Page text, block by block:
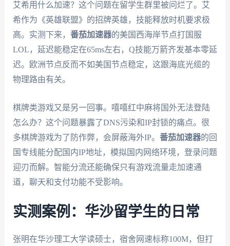
艾希用什么加速？这个问题在留学生群里被问烂了。艾
希作为《英雄联盟》的招牌英雄，技能释放时机要求极
高。实测下来， 番茄加速器的美国西海岸节点打国服
LOL，延迟能稳定在65ms左右，Q技能万箭齐发基本零延
迟。欧洲节点反而不如美国节点稳定，这跟海底光缆的
物理路由有关。
棋牌类游戏又是另一回事。嘻嘻红中麻将国外无法登陆
怎么办？这个问题暴露了DNS污染和IP封锁的痛点。很
多棋牌游戏为了防作弊，会屏蔽海外IP。 番茄加速器的回
国专线能分配国内IP地址，模拟国内网络环境，登录问题
迎刃而解。智能分流还能确保只有游戏流量走加速通
道，聊天和支付功能不受影响。
实测案例：华沙留学生的日常
张明在华沙理工大学读硕士，宿舍网速标称100M，但打